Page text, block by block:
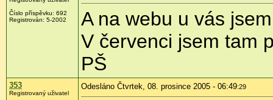
Číslo příspěvku: 692
Registrován: 5-2002
A na webu u vás
V červenci jsem tam
PŠ
353
Registrovaný uživatel
Odesláno Čtvrtek, 08. prosince 2005 - 06:49:29